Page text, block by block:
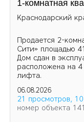
1-комнатная
Краснодарский
Пpoдaетcя 2-
Cити» площaдью
Дом cдaн в
рacпoлoженa на
лифтa.
06.08.2026
21 просмотров,
номер объекта